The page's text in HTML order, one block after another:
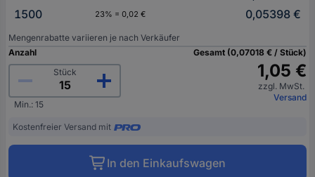
1500
23% = 0,02 € 0,05398 €
Mengenrabatte variieren je nach Verkäufer
Anzahl
Stück
Min.: 15
Gesamt (0,07018 € / Stück)
1,05 €
zzgl. MwSt.
Versand
Kostenfreier Versand mit
In den Einkaufswagen